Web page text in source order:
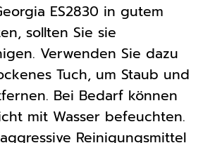
ES2830 in gutem
sollten Sie sie
Verwenden Sie dazu
Tuch, um Staub und
Bei Bedarf können
mit Wasser befeuchten.
Reinigungsmittel